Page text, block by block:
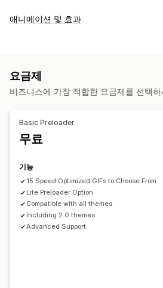
SEO 도구
자동화
SEO 점수
분석
애니메이션 및 효과
사용자 지정 애니메이션
페이지별 효과 사용자 지정 플레이어 색
계절 이벤트
가을 블랙 프라이데이 사이버 먼데이
새해
요금제
비즈니스에 가장 적합한 요금제를 선택하
Basic Preloader
무료
기능
15 Speed Optimized GIFs to Choose From
Lite Preloader Option
Compatible with all themes
Including 2.0 themes
Advanced Support